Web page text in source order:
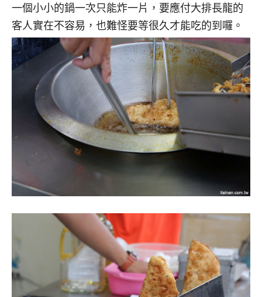
一個小小的鍋一次只能炸一片，要應付大排長龍的
客人實在不容易，也難怪要等很久才能吃的到囉。